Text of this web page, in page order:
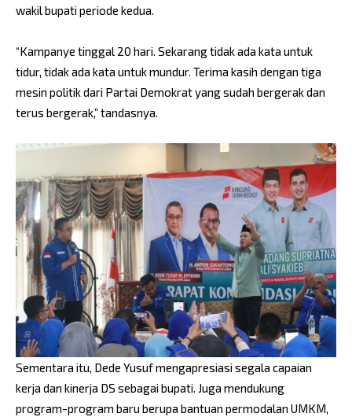
wakil bupati periode kedua.
“Kampanye tinggal 20 hari. Sekarang tidak ada kata untuk
tidur, tidak ada kata untuk mundur. Terima kasih dengan tiga
mesin politik dari Partai Demokrat yang sudah bergerak dan
terus bergerak,” tandasnya.
Sementara itu, Dede Yusuf mengapresiasi segala capaian
kerja dan kinerja DS sebagai bupati. Juga mendukung
program-program baru berupa bantuan permodalan UMKM,